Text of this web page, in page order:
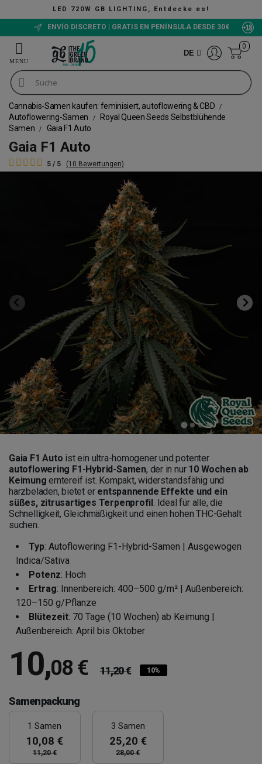
Entdecke es!
ENVÍO DISCRETO | GRATIS EN PENÍNSULA DESDE 30€
DE
0
Cannabis-Samen kaufen: feminisiert, autoflowering & CBD
Autoflowering-Samen
Royal Queen Seeds Selbstblühende
Samen
Gaia F1 Auto
Gaia F1 Auto
5 / 5 (10 Bewertungen)
Gaia F1 Auto ist ein ultra-homogener und potenter
autoflowering F1-Hybrid-Samen, der in nur 10 Wochen ab
Keimung erntereif ist. Kompakt, widerstandsfähig und
harzbeladen, bietet er entspannende Effekte und ein
süßes, zitrusartiges Terpenprofil. Ideal für alle, die
Schnelligkeit, Gleichmäßigkeit und einen hohen THC-Gehalt
suchen.
Typ: Autoflowering F1-Hybrid-Samen | Ausgewogen
Indica/Sativa
Potenz: Hoch
Ertrag: Innenbereich: 400–500 g/m² | Außenbereich:
120–150 g/Pflanze
Blütezeit: 70 Tage (10 Wochen) ab Keimung |
Außenbereich: April bis Oktober
10,08 € 11,20 € 10%
Samenpackung
1 Samen
10,08 €
11,20 €
3 Samen
25,20 €
28,00 €